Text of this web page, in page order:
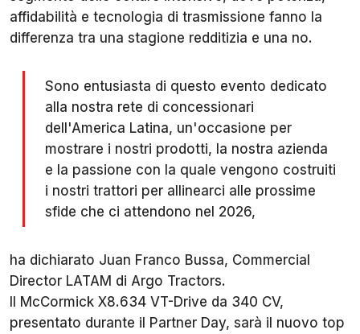
affidabilità e tecnologia di trasmissione fanno la
differenza tra una stagione redditizia e una no.
Sono entusiasta di questo evento dedicato
alla nostra rete di concessionari
dell'America Latina, un'occasione per
mostrare i nostri prodotti, la nostra azienda
e la passione con la quale vengono costruiti
i nostri trattori per allinearci alle prossime
sfide che ci attendono nel 2026,
ha dichiarato Juan Franco Bussa, Commercial
Director LATAM di Argo Tractors.
Il McCormick X8.634 VT-Drive da 340 CV,
presentato durante il Partner Day, sarà il nuovo top